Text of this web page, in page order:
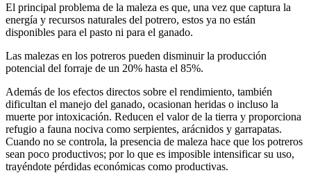
El principal problema de la maleza es que, una vez que captura la
energía y recursos naturales del potrero, estos ya no están
disponibles para el pasto ni para el ganado.
Las malezas en los potreros pueden disminuir la producción
potencial del forraje de un 20% hasta el 85%.
Además de los efectos directos sobre el rendimiento, también
dificultan el manejo del ganado, ocasionan heridas o incluso la
muerte por intoxicación. Reducen el valor de la tierra y proporciona
refugio a fauna nociva como serpientes, arácnidos y garrapatas.
Cuando no se controla, la presencia de maleza hace que los potreros
sean poco productivos; por lo que es imposible intensificar su uso,
trayéndote pérdidas económicas como productivas.